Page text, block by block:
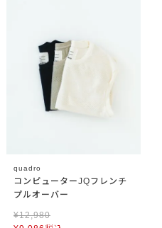
quadro
コンピューターJQフレンチ
プルオーバー
¥12,980